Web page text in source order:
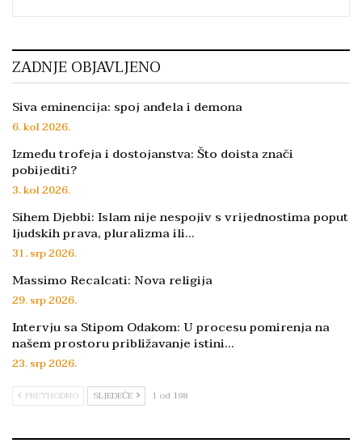
ZADNJE OBJAVLJENO
Siva eminencija: spoj anđela i demona
6. kol 2026.
Između trofeja i dostojanstva: Što doista znači
pobijediti?
3. kol 2026.
Sihem Djebbi: Islam nije nespojiv s vrijednostima poput
ljudskih prava, pluralizma ili…
31. srp 2026.
Massimo Recalcati: Nova religija
29. srp 2026.
Intervju sa Stipom Odakom: U procesu pomirenja na
našem prostoru približavanje istini…
23. srp 2026.
PRETHODNO SLJEDEĆE 1 od 198